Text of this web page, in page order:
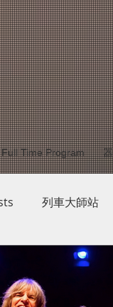
Time Program
列車大師站
台南站研習列車師資介紹